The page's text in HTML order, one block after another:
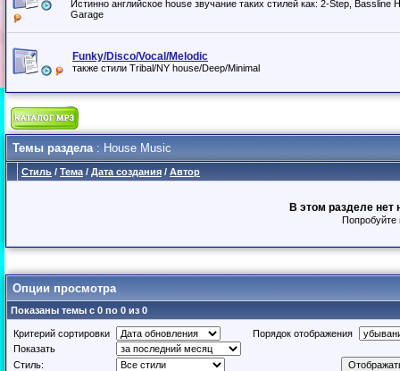
Истинно английское house звучание таких стилей как: 2-Step, Bassline
Garage
Funky/Disco/Vocal/Melodic
также стили Tribal/NY house/Deep/Minimal
Темы раздела : House Music
Стиль / Тема / Дата создания / Автор
В этом разделе нет
Попробуйте
Опции просмотра
Показаны темы с 0 по 0 из 0
Критерий сортировки
Порядок отображения
Показать
Стиль: